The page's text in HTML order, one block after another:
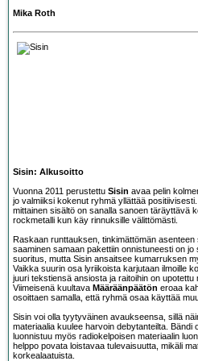
Mika Roth
Sisin: Alkusoitto
Vuonna 2011 perustettu Sisin avaa pelin
jo valmiiksi kokenut ryhmä yllättää
mittainen sisältö on sanalla sanoen täräyttävä
rockmetalli kun käy rinnuksille välittömästi.
Raskaan runttauksen, tinkimättömän
saaminen samaan pakettiin onnistuneesti on
suoritus, mutta Sisin ansaitsee kumarruksen
Vaikka suurin osa lyriikoista karjutaan ilmoille
juuri tekstiensä ansiosta ja raitoihin on upotettu
Viimeisenä kuultava Määräänpäätön eroaa
osoittaen samalla, että ryhmä osaa käyttää
Sisin voi olla tyytyväinen avaukseensa, sillä
materiaalia kuulee harvoin debytanteilta. Bändi
luonnistuu myös radiokelpoisen materiaalin
helppo povata loistavaa tulevaisuutta, mikäli
korkealaatuista.